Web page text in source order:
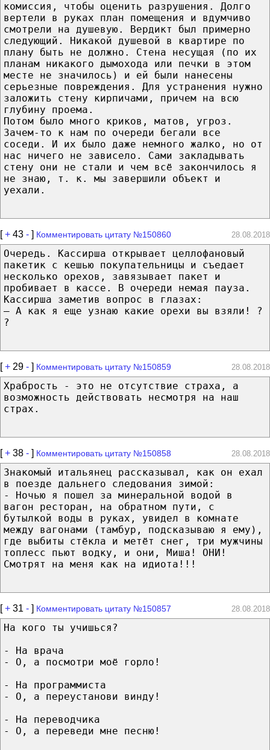
комиссия, чтобы оценить разрушения. Долго
вертели в руках план помещения и вдумчиво
смотрели на душевую. Вердикт был примерно
следующий. Никакой душевой в квартире по
плану быть не должно. Стена несущая (по их
планам никакого дымохода или печки в этом
месте не значилось) и ей были нанесены
серьезные повреждения. Для устранения нужно
заложить стену кирпичами, причем на всю
глубину проема.
Потом было много криков, матов, угроз.
Зачем-то к нам по очереди бегали все
соседи. И их было даже немного жалко, но от
нас ничего не зависело. Сами закладывать
стену они не стали и чем всё закончилось я
не знаю, т. к. мы завершили объект и
уехали.
[+ 43 - ] Комментировать цитату №150860 28.08.2018
Очередь. Кассирша открывает целлофановый
пакетик с кешью покупательницы и съедает
несколько орехов, завязывает пакет и
пробивает в кассе. В очереди немая пауза.
Кассирша заметив вопрос в глазах:
— А как я еще узнаю какие орехи вы взяли! ?
?
[+ 29 - ] Комментировать цитату №150859 28.08.2018
Храбрость - это не отсутствие страха, а
возможность действовать несмотря на наш
страх.
[+ 38 - ] Комментировать цитату №150858 28.08.2018
Знакомый итальянец рассказывал, как он ехал
в поезде дальнего следования зимой:
- Ночью я пошел за минеральной водой в
вагон ресторан, на обратном пути, с
бутылкой воды в руках, увидел в комнате
между вагонами (тамбур, подсказываю я ему),
где выбиты стёкла и метёт снег, три мужчины
топлесс пьют водку, и они, Миша! ОНИ!
Смотрят на меня как на идиота!!!
[+ 31 - ] Комментировать цитату №150857 28.08.2018
На кого ты учишься?
- На врача
- О, а посмотри моё горло!
- На программиста
- О, а переустанови винду!
- На переводчика
- О, а переведи мне песню!